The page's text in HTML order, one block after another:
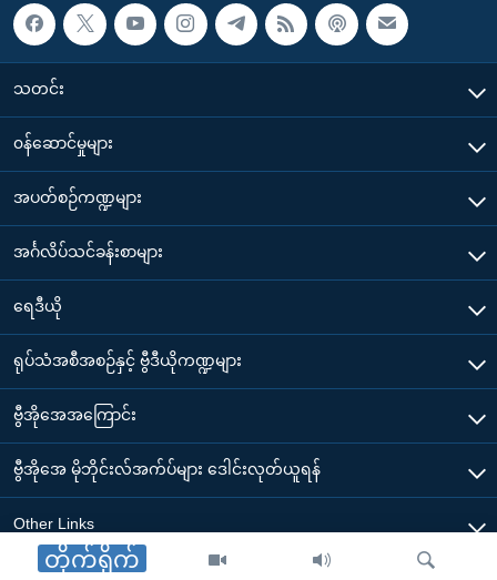
တိုက်ရိုက်
သတင်း
၀န်ဆောင်မှုများ
အပတ်စဉ်ကဏ္ဍများ
အင်္ဂလိပ်သင်ခန်းစာများ
ရေဒီယို
ရုပ်သံအစီအစဉ်နှင့် ဗွီဒီယိုကဏ္ဍများ
ဗွီအိုအေအကြောင်း
ဗွီအိုအေ မိုဘိုင်းလ်အက်ပ်များ ဒေါင်းလုတ်ယူရန်
Other Links